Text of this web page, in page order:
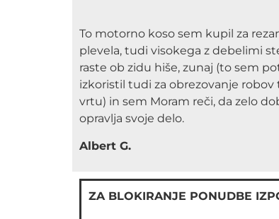
To motorno koso sem kupil za
plevela, tudi visokega z debelimi
raste ob zidu hiše, zunaj (to sem
izkoristil tudi za obrezovanje robov
vrtu) in sem Moram reči, da zelo
opravlja svoje delo.
Albert G.
ZA BLOKIRANJE PONUDBE